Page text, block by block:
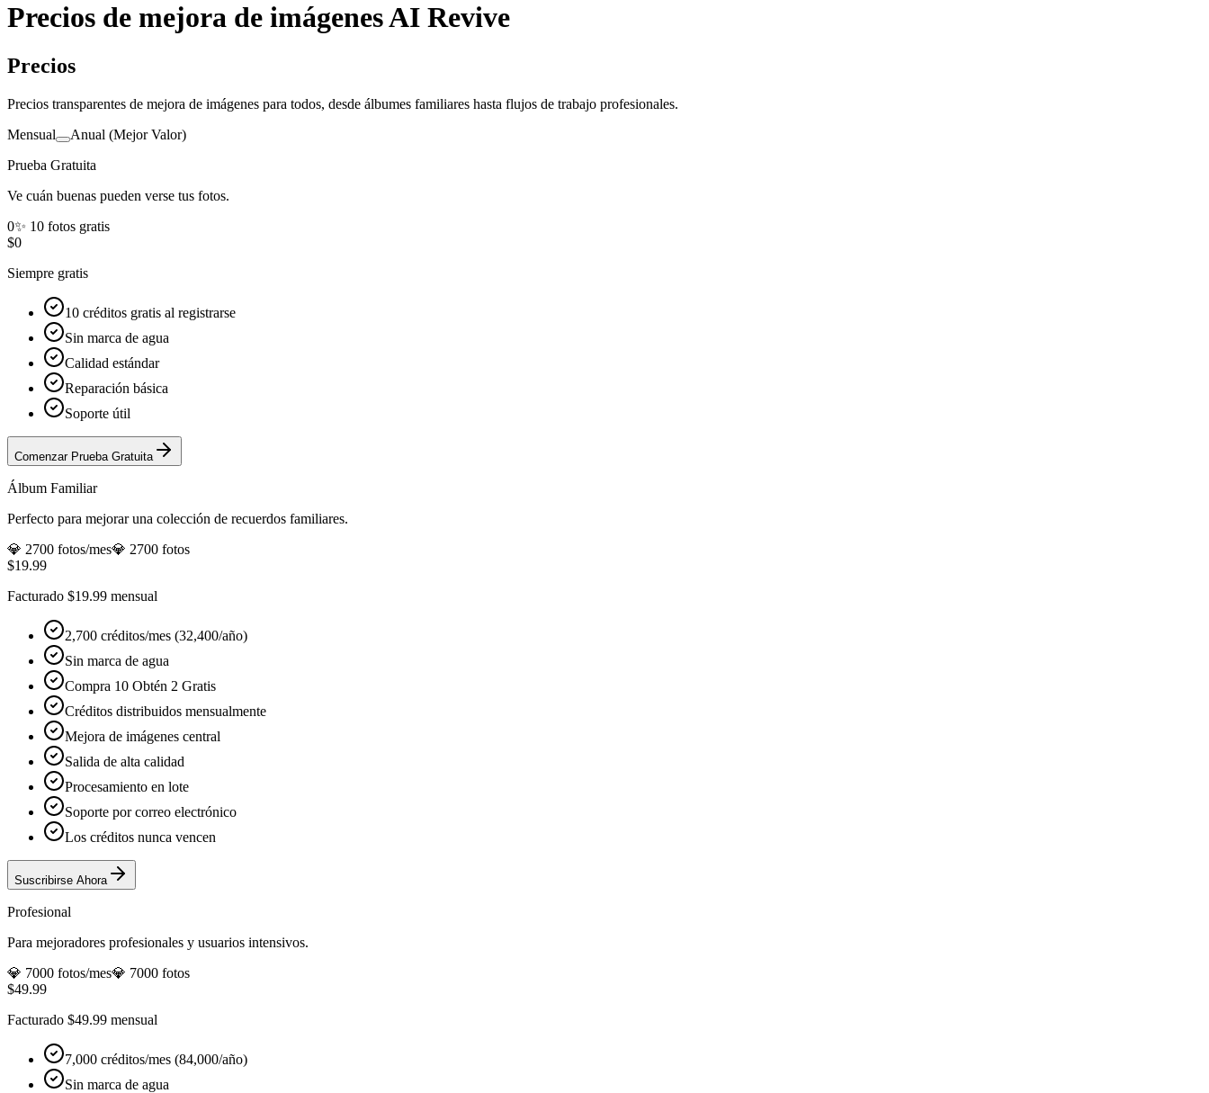
Precios de mejora de imágenes AI Revive
Precios
Precios transparentes de mejora de imágenes para todos, desde álbumes familiares hasta flujos de trabajo profesionales.
Mensual
Anual (Mejor Valor)
Prueba Gratuita
Ve cuán buenas pueden verse tus fotos.
0✨ 10 fotos gratis
$0
Siempre gratis
10 créditos gratis al registrarse
Sin marca de agua
Calidad estándar
Reparación básica
Soporte útil
Comenzar Prueba Gratuita
Álbum Familiar
Perfecto para mejorar una colección de recuerdos familiares.
💎 2700 fotos/mes💎 2700 fotos
$19.99
Facturado $19.99 mensual
2,700 créditos/mes (32,400/año)
Sin marca de agua
Compra 10 Obtén 2 Gratis
Créditos distribuidos mensualmente
Mejora de imágenes central
Salida de alta calidad
Procesamiento en lote
Soporte por correo electrónico
Los créditos nunca vencen
Suscribirse Ahora
Profesional
Para mejoradores profesionales y usuarios intensivos.
💎 7000 fotos/mes💎 7000 fotos
$49.99
Facturado $49.99 mensual
7,000 créditos/mes (84,000/año)
Sin marca de agua